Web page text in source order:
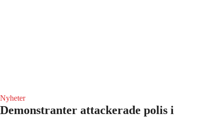
Nyheter
Demonstranter attackerade polis i